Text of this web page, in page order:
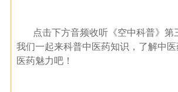
点击下方音频收听《空中科普》第
我们一起来科普中医药知识，了解中
医药魅力吧！